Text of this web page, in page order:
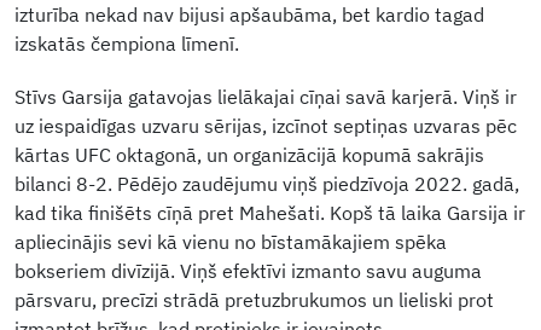
izturība nekad nav bijusi apšaubāma, bet kardio tagad
izskatās čempiona līmenī.
Stīvs Garsija gatavojas lielākajai cīņai savā karjerā. Viņš ir
uz iespaidīgas uzvaru sērijas, izcīnot septiņas uzvaras pēc
kārtas UFC oktagonā, un organizācijā kopumā sakrājis
bilanci 8-2. Pēdējo zaudējumu viņš piedzīvoja 2022. gadā,
kad tika finišēts cīņā pret Mahešati. Kopš tā laika Garsija ir
apliecinājis sevi kā vienu no bīstamākajiem spēka
bokseriem divīzijā. Viņš efektīvi izmanto savu auguma
pārsvaru, precīzi strādā pretuzbrukumos un lieliski prot